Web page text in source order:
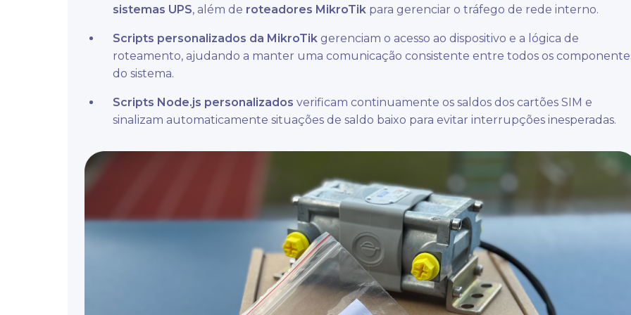
sistemas UPS, além de roteadores MikroTik para gerenciar o tráfego de rede interno.
Scripts personalizados da MikroTik gerenciam o acesso ao dispositivo e a lógica de
roteamento, ajudando a manter uma comunicação consistente entre todos os
do sistema.
Scripts Node.js personalizados verificam continuamente os saldos dos cartões SIM e
sinalizam automaticamente situações de saldo baixo para evitar interrupções inesperadas.